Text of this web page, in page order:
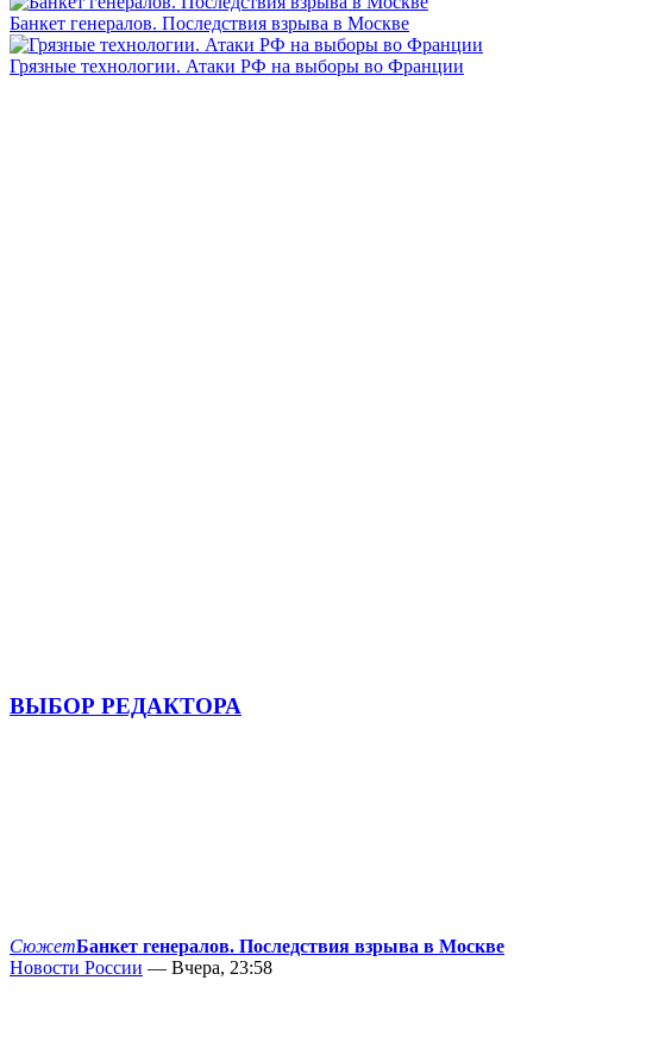
Банкет генералов. Последствия взрыва в Москве
Грязные технологии. Атаки РФ на выборы во Франции
ВЫБОР РЕДАКТОРА
СюжетБанкет генералов. Последствия взрыва в Москве
Новости России — Вчера, 23:58